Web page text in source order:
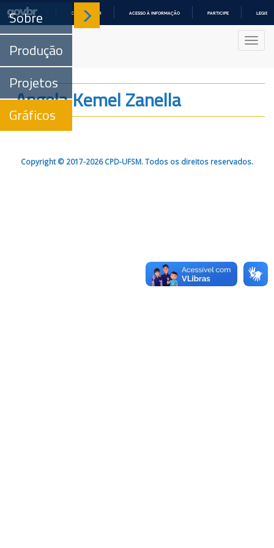
COMUNICA BR ACESSO À INFORMAÇÃO PARTICIPE
Sobre
Produção
Projetos
Gráficos
Angela Kemel Zanella
Copyright © 2017-2026 CPD-UFSM. Todos os direitos reservados.